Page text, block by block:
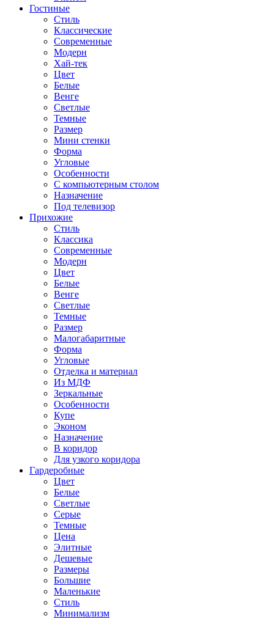
Гостиные
Стиль
Классические
Современные
Модерн
Хай-тек
Цвет
Белые
Венге
Светлые
Темные
Размер
Мини стенки
Форма
Угловые
Особенности
С компьютерным столом
Назначение
Под телевизор
Прихожие
Стиль
Классика
Современные
Модерн
Цвет
Белые
Венге
Светлые
Темные
Размер
Малогабаритные
Форма
Угловые
Отделка и материал
Из МДФ
Зеркальные
Особенности
Купе
Эконом
Назначение
В коридор
Для узкого коридора
Гардеробные
Цвет
Белые
Светлые
Серые
Темные
Цена
Элитные
Дешевые
Размеры
Большие
Маленькие
Стиль
Минимализм